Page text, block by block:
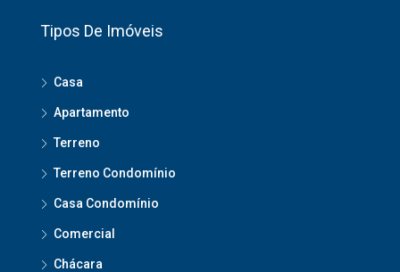
Tipos De Imóveis
Casa
Apartamento
Terreno
Terreno Condomínio
Casa Condomínio
Comercial
Chácara